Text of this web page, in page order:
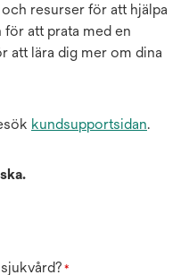
resurser för att hjälpa
att prata med en
att lära dig mer om dina
kundsupportsidan.
*